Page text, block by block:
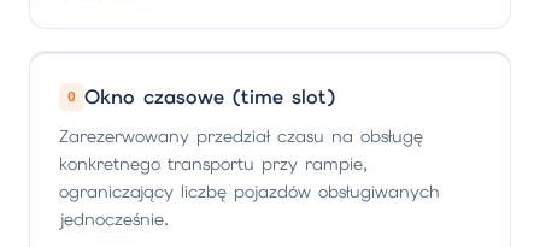
O Okno czasowe (time slot)
Zarezerwowany przedział czasu na obsługę
konkretnego transportu przy rampie,
ograniczający liczbę pojazdów obsługiwanych
jednocześnie.